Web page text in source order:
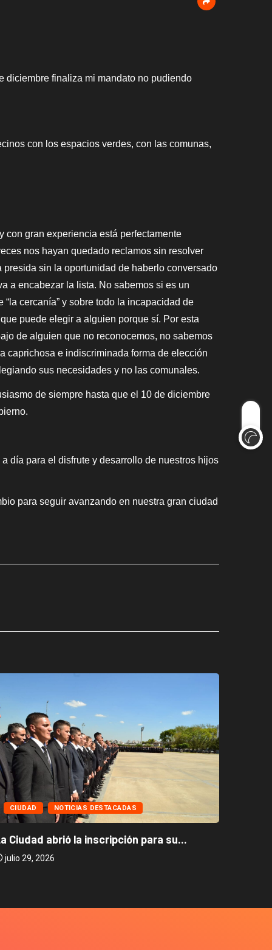
diciembre finaliza mi mandato no pudiendo
con los espacios verdes, con las comunas,
con gran experiencia está perfectamente
nos hayan quedado reclamos sin resolver
sin la oportunidad de haberlo conversado
a encabezar la lista. No sabemos si es un
cercanía” y sobre todo la incapacidad de
puede elegir a alguien porque sí. Por esta
de alguien que no reconocemos, no sabemos
caprichosa e indiscriminada forma de elección
sus necesidades y no las comunales.
de siempre hasta que el 10 de diciembre
día para el disfrute y desarrollo de nuestros hijos
para seguir avanzando en nuestra gran ciudad
CIUDAD NOTICIAS DESTACADAS
Ciudad abrió la inscripción para su...
julio 29, 2026